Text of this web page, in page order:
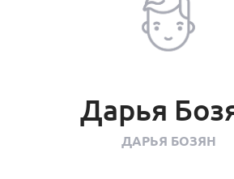
Дарья
ДАРЬЯ БОЗЯН